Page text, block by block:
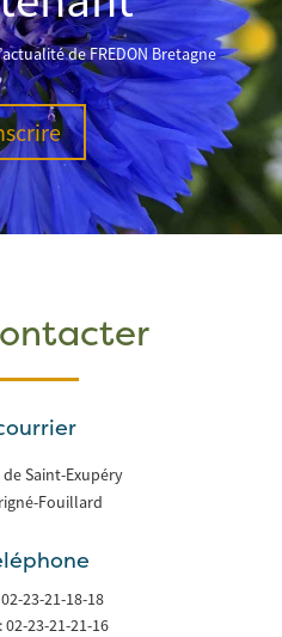
de FREDON Bretagne
Saint-Exupéry
Fouillard
23-21-18-18
23-21-21-16